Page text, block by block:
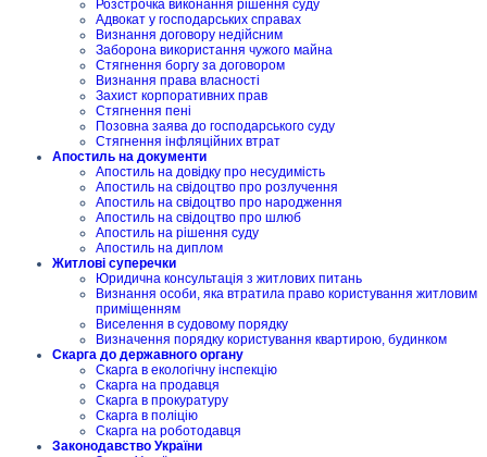
Розстрочка виконання рішення суду
Адвокат у господарських справах
Визнання договору недійсним
Заборона використання чужого майна
Стягнення боргу за договором
Визнання права власності
Захист корпоративних прав
Стягнення пені
Позовна заява до господарського суду
Стягнення інфляційних втрат
Апостиль на документи
Апостиль на довідку про несудимість
Апостиль на свідоцтво про розлучення
Апостиль на свідоцтво про народження
Апостиль на свідоцтво про шлюб
Апостиль на рішення суду
Апостиль на диплом
Житлові суперечки
Юридична консультація з житлових питань
Визнання особи, яка втратила право користування житловим
приміщенням
Виселення в судовому порядку
Визначення порядку користування квартирою, будинком
Скарга до державного органу
Скарга в екологічну інспекцію
Скарга на продавця
Скарга в прокуратуру
Скарга в поліцію
Скарга на роботодавця
Законодавство України